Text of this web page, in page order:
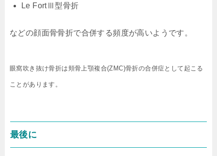
Le FortⅢ型骨折
などの顔面骨骨折で合併する頻度が高いようです。
眼窩吹き抜け骨折は頬骨上顎複合(ZMC)骨折の合併症として起こる
ことがあります。
最後に